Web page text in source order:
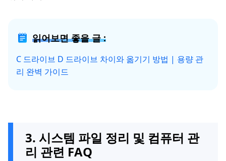
읽어보면 좋을 글 :
C 드라이브 D 드라이브 차이와 옮기기 방법 | 용량 관
리 완벽 가이드
3. 시스템 파일 정리 및 컴퓨터 관
리 관련 FAQ